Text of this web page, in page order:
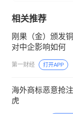
相关推荐
刚果（金）颁发
对中企影响如何
第一财经 打开APP
海外商标恶意抢
虎